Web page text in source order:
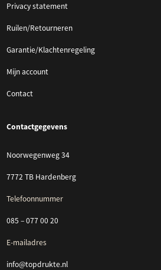
Privacy statement
Ruilen/Retourneren
Garantie/Klachtenregeling
Mijn account
Contact
Contactgegevens
Noorwegenweg 34
7772 TB Hardenberg
Telefoonnummer
085 – 077 00 20
E-mailadres
info@topdrukte.nl